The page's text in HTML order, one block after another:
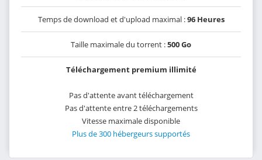
Temps de download et d'upload maximal :96 Heures
Taille maximale du torrent :500 Go
Téléchargement premium illimité
Pas d'attente avant téléchargement
Pas d'attente entre 2 téléchargements
Vitesse maximale disponible
Plus de 300 hébergeurs supportés